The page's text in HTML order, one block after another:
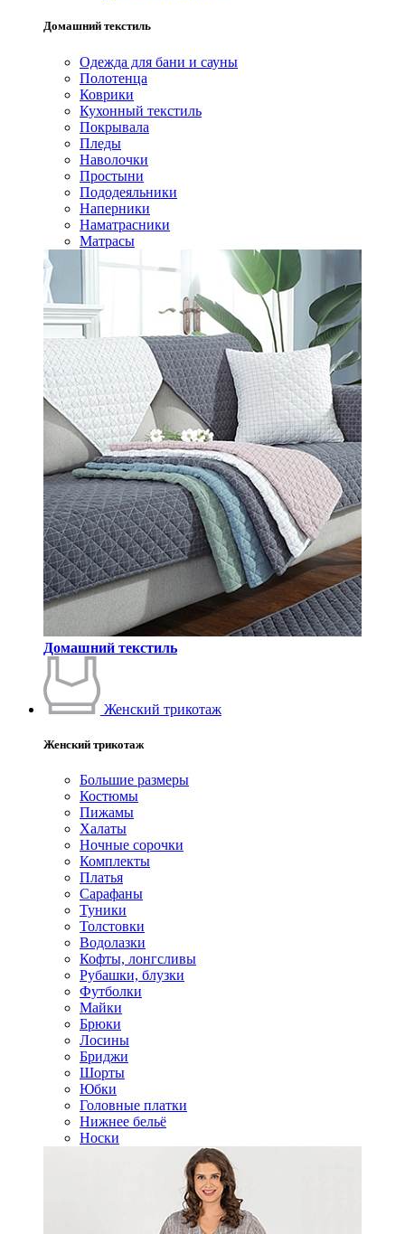
Домашний текстиль
Одежда для бани и сауны
Полотенца
Коврики
Кухонный текстиль
Покрывала
Пледы
Наволочки
Простыни
Пододеяльники
Наперники
Наматрасники
Матрасы
Домашний текстиль
Женский трикотаж
Женский трикотаж
Большие размеры
Костюмы
Пижамы
Халаты
Ночные сорочки
Комплекты
Платья
Сарафаны
Туники
Толстовки
Водолазки
Кофты, лонгсливы
Рубашки, блузки
Футболки
Майки
Брюки
Лосины
Бриджи
Шорты
Юбки
Головные платки
Нижнее бельё
Носки